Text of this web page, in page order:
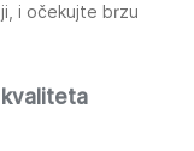
i očekujte brzu